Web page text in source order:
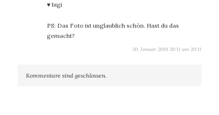
♥ bigi
PS: Das Foto ist unglaublich schön. Hast du das
gemacht?
20. Januar 2019 20:11 um 20:11
Kommentare sind geschlossen.